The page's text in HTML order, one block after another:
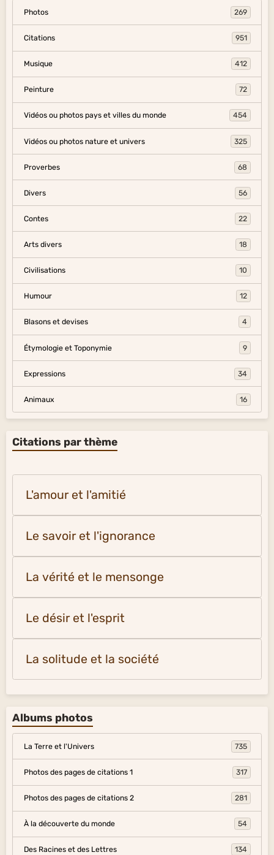
Photos 269
Citations 951
Musique 412
Peinture 72
Vidéos ou photos pays et villes du monde 454
Vidéos ou photos nature et univers 325
Proverbes 68
Divers 56
Contes 22
Arts divers 18
Civilisations 10
Humour 12
Blasons et devises 4
Étymologie et Toponymie 9
Expressions 34
Animaux 16
Citations par thème
L'amour et l'amitié
Le savoir et l'ignorance
La vérité et le mensonge
Le désir et l'esprit
La solitude et la société
Albums photos
La Terre et l'Univers 735
Photos des pages de citations 1 317
Photos des pages de citations 2 281
À la découverte du monde 54
Des Racines et des Lettres 134